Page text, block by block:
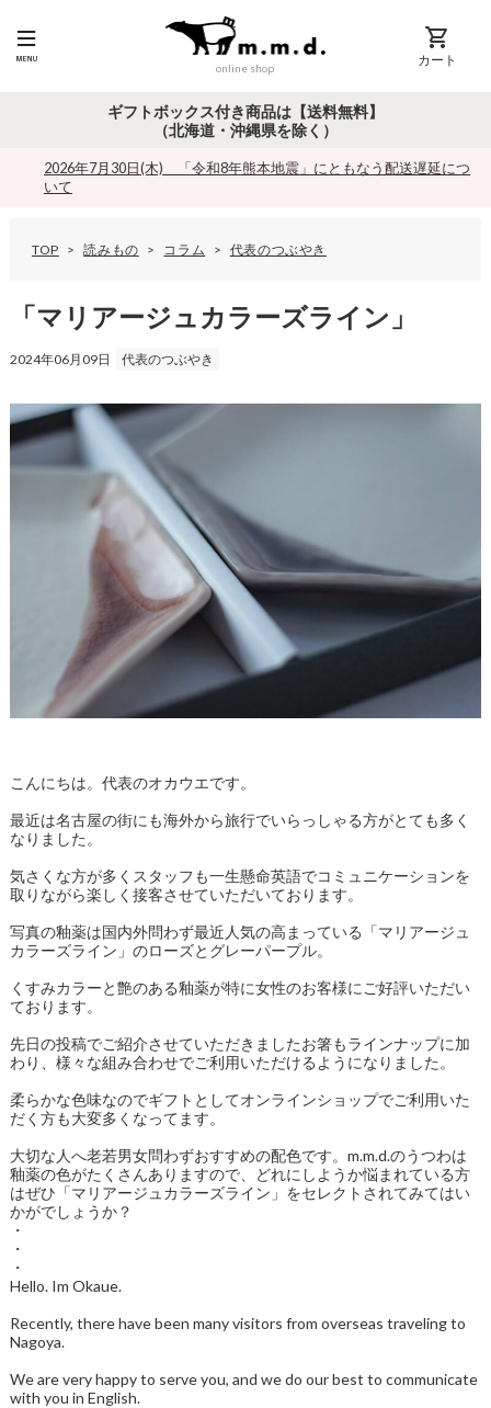
online shop カート
ギフトボックス付き商品は【送料無料】
（北海道・沖縄県を除く）
2026年7月30日(木) 「令和8年熊本地震」にともなう配送遅延につ
いて
TOP 読みもの コラム
代表のつぶやき
リ
ア
ジ
ラ
ー
「マリアージュカラーズライン」
2024年06月09日 代表のつぶやき
こんにちは。代表のオカウエです。
最近は名古屋の街にも海外から旅行でいらっしゃる方がとても多く
なりました。
気さくな方が多くスタッフも一生懸命英語でコミュニケーションを
取りながら楽しく接客させていただいております。
写真の釉薬は国内外問わず最近人気の高まっている「マリアージュ
カラーズライン」のローズとグレーパープル。
くすみカラーと艶のある釉薬が特に女性のお客様にご好評いただい
ております。
先日の投稿でご紹介させていただきましたお箸もラインナップに加
わり、様々な組み合わせでご利用いただけるようになりました。
柔らかな色味なのでギフトとしてオンラインショップでご利用いた
だく方も大変多くなってます。
大切な人へ老若男女問わずおすすめの配色です。m.m.d.のうつわは
釉薬の色がたくさんありますので、どれにしようか悩まれている方
はぜひ「マリアージュカラーズライン」をセレクトされてみてはい
かがでしょうか？
・
・
・
Hello. Im Okaue.
Recently, there have been many visitors from overseas traveling to
Nagoya.
We are very happy to serve you, and we do our best to communicate
with you in English.